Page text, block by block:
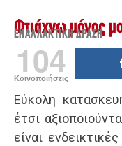
Φτιάχνω μόνος
ΕΝΑΛΛΑΚΤΙΚΉ ΔΡΆΣΗ
104
Κοινοποιήσεις
Εύκολη
έτσι
είναι